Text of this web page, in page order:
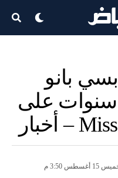
بانو
يحتفلان بمرور 5 سنوات على
15 أغسطس 3:50 م